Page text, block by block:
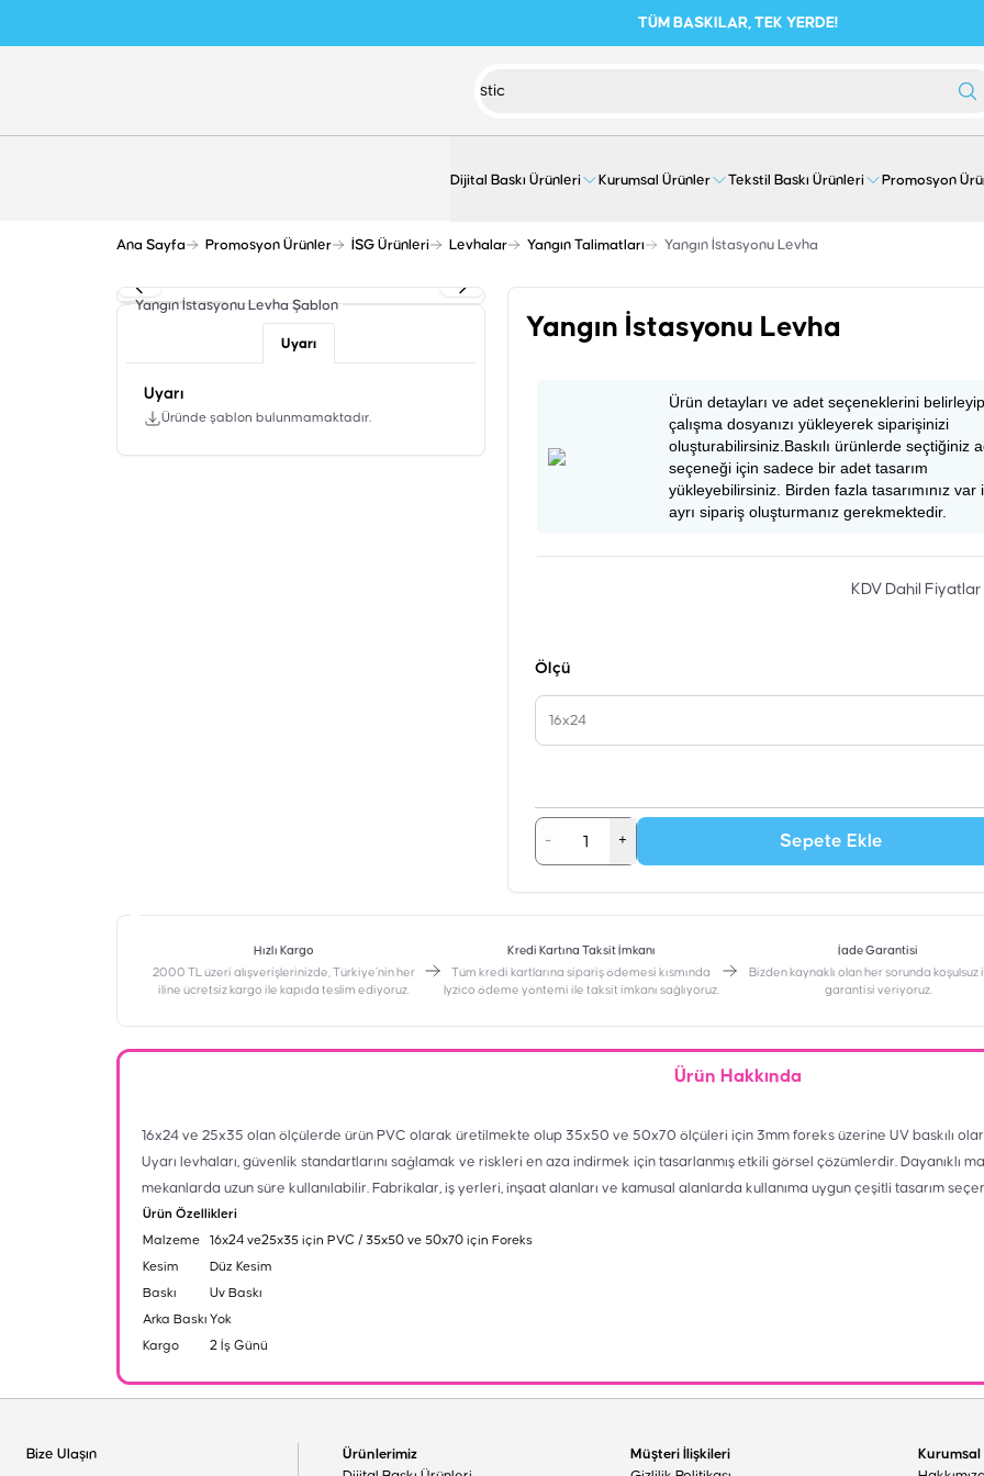
TÜM BASKILAR, TEK YERDE!
Dijital Baskı Ürünleri Kurumsal Ürünler Tekstil Baskı Ürünleri Promosyon
Ana Sayfa Promosyon Ürünler İSG Ürünleri Levhalar Yangın Talimatları Yangın İstasyonu Levha
Yangın İstasyonu Levha Şablon
Uyarı
Uyarı
Üründe şablon bulunmamaktadır.
Yangın İstasyonu Levha
Ürün detayları ve adet seçeneklerini belirleyip
çalışma dosyanızı yükleyerek siparişinizi
oluşturabilirsiniz.Baskılı ürünlerde seçtiğiniz
seçeneği için sadece bir adet tasarım
yükleyebilirsiniz. Birden fazla tasarımınız var
ayrı sipariş oluşturmanız gerekmektedir.
KDV Dahil Fiyatlar
Ölçü
16x24
- + Sepete Ekle
Hızlı Kargo
2000 TL üzeri alışverişlerinizde, Türkiye’nin her
iline ücretsiz kargo ile kapıda teslim ediyoruz.
Kredi Kartına Taksit İmkanı
‎Tüm kredi kartlarına sipariş ödemesi kısmında
İyzico ödeme yöntemi ile taksit imkanı sağlıyoruz.
İade Garantisi
Bizden kaynaklı olan her sorunda koşulsuz
garantisi veriyoruz.
Ürün Hakkında
16x24 ve 25x35 olan ölçülerde ürün PVC olarak üretilmekte olup 35x50 ve 50x70 ölçüleri için 3mm foreks üzerine UV baskılı
Uyarı levhaları, güvenlik standartlarını sağlamak ve riskleri en aza indirmek için tasarlanmış etkili görsel çözümlerdir. Dayanıklı
mekanlarda uzun süre kullanılabilir. Fabrikalar, iş yerleri, inşaat alanları ve kamusal alanlarda kullanıma uygun çeşitli tasarım
Ürün Özellikleri
Malzeme
16x24 ve25x35 için PVC / 35x50 ve 50x70 için Foreks
Kesim
Düz Kesim
Baskı
Uv Baskı
Arka Baskı Yok
Kargo
2 İş Günü
Bize Ulaşın
Ürünlerimiz
Müşteri İlişkileri
Kurumsal